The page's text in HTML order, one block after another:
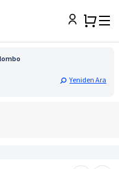
Yeniden Ara